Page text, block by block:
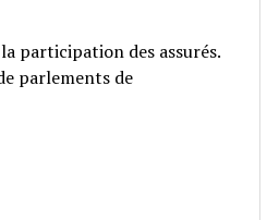
participation des assurés.
parlements de